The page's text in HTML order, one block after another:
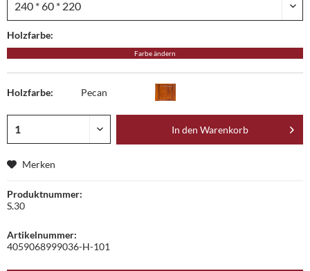
Holzfarbe:
Farbe ändern
Holzfarbe: Pecan
In den Warenkorb
Merken
Produktnummer:
S.30
Artikelnummer:
4059068999036-H-101